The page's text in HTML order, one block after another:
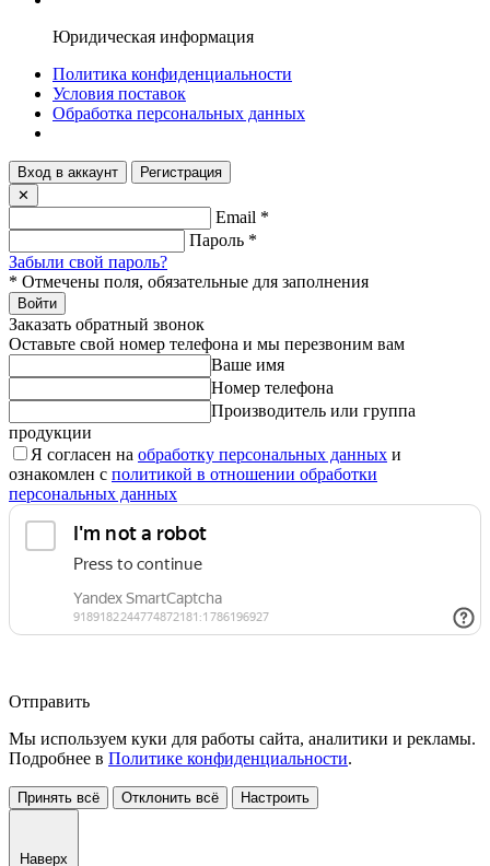
Юридическая информация
Политика конфиденциальности
Условия поставок
Обработка персональных данных
Вход в аккаунт
Регистрация
✕
Email *
Пароль *
Забыли свой пароль?
* Отмечены поля, обязательные для заполнения
Войти
Заказать обратный звонок
Оставьте свой номер телефона и мы перезвоним вам
Ваше имя
Номер телефона
Производитель или группа
продукции
Я согласен на обработку персональных данных и
ознакомлен с политикой в отношении обработки
персональных данных
Отправить
Мы используем куки для работы сайта, аналитики и рекламы.
Подробнее в Политике конфиденциальности.
Принять всё Отклонить всё Настроить
Наверх